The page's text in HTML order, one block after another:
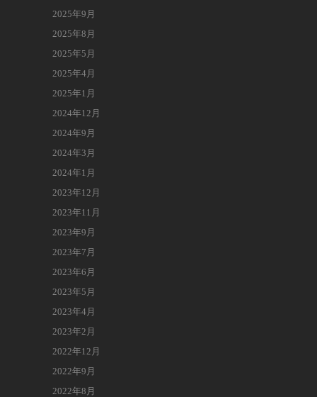
2025年9月
2025年8月
2025年5月
2025年4月
2025年1月
2024年12月
2024年9月
2024年3月
2024年1月
2023年12月
2023年11月
2023年9月
2023年7月
2023年6月
2023年5月
2023年4月
2023年2月
2022年12月
2022年9月
2022年8月